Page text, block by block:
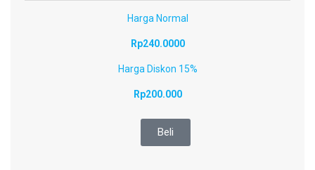
Harga Normal
Rp240.0000
Harga Diskon 15%
Rp200.000
Beli